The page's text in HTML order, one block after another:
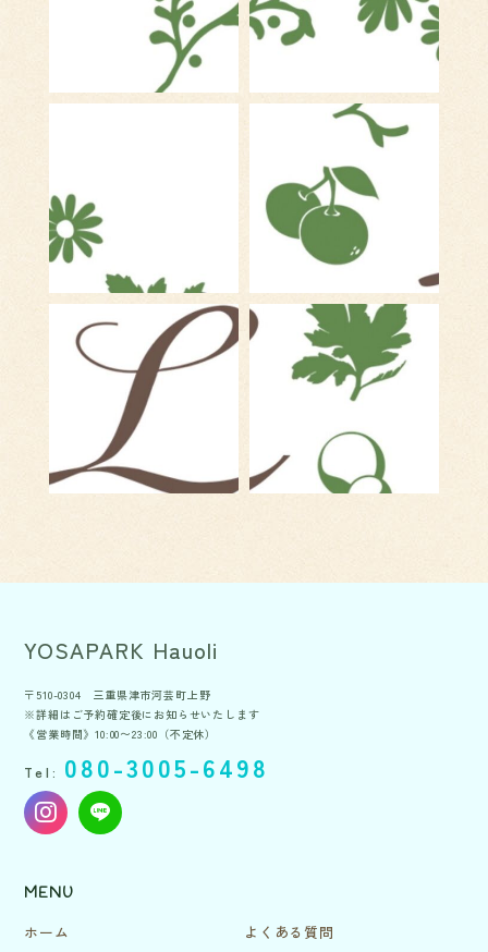
YOSAPARK Hauoli
〒510-0304 三重県津市河芸町上野
※詳細はご予約確定後にお知らせいたします
《営業時間》10:00〜23:00（不定休）
Tel: 080-3005-6498
MENU
ホーム
よくある質問